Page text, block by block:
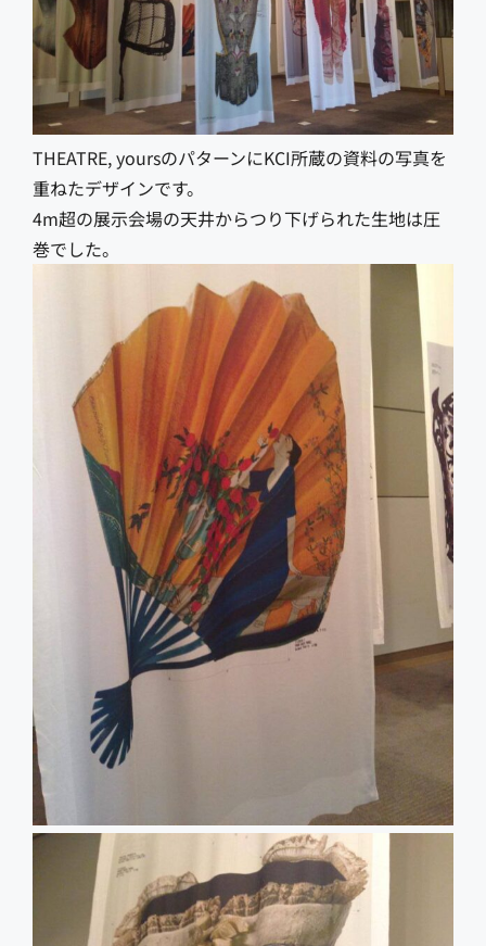
THEATRE, yoursのパターンにKCI所蔵の資料の写真を
重ねたデザインです。
4m超の展示会場の天井からつり下げられた生地は圧
巻でした。